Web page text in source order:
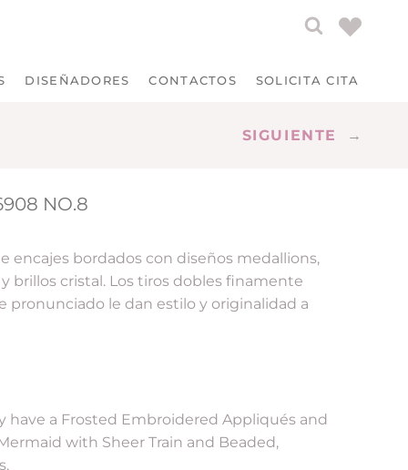
DISEÑADORES CONTACTOS SOLICITA CITA
SIGUIENTE →
NO.8
encajes bordados con diseños medallions,
brillos cristal. Los tiros dobles finamente
pronunciado le dan estilo y originalidad a
have a Frosted Embroidered Appliqués and
with Sheer Train and Beaded,